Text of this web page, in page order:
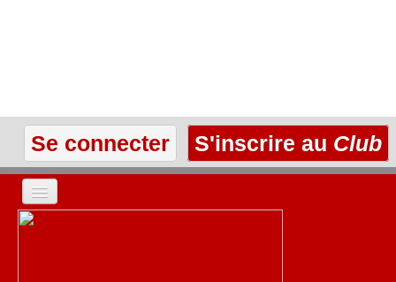
Se connecter S'inscrire au Club